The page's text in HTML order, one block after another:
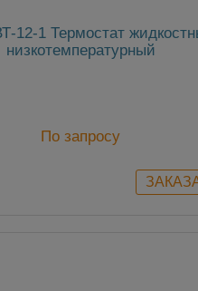
12-1 Термостат
низкотемпературный
По запросу